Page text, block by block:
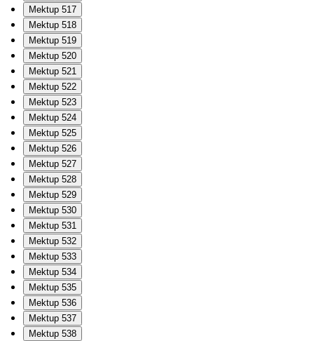
Mektup 517
Mektup 518
Mektup 519
Mektup 520
Mektup 521
Mektup 522
Mektup 523
Mektup 524
Mektup 525
Mektup 526
Mektup 527
Mektup 528
Mektup 529
Mektup 530
Mektup 531
Mektup 532
Mektup 533
Mektup 534
Mektup 535
Mektup 536
Mektup 537
Mektup 538